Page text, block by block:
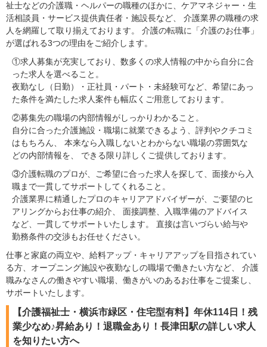
祉士などの介護職・ヘルパーの職種のほかに、ケアマネジャー・生
活相談員・サービス提供責任者・施設長など、 介護業界の職種の求
人を網羅して取り揃えております。 介護の転職に「介護のお仕事」
が選ばれる3つの理由をご紹介します。
①求人募集が充実しており、数多くの求人情報の中から自分に合
った求人を選べること。
夜勤なし（日勤）・正社員・パート・未経験可など、希望にあっ
た条件を満たした求人案件も幅広くご用意しております。
②募集先の職場の内部情報がしっかりわかること。
自分に合った介護施設・職場に就業できるよう、評判やクチコミ
はもちろん、 本来なら入職しないとわからない職場の雰囲気な
どの内部情報を、 できる限り詳しくご提供しております。
③介護転職のプロが、ご希望に合った求人を探して、面接から入
職まで一貫してサポートしてくれること。
介護業界に精通したプロのキャリアアドバイザーが、ご要望のヒ
アリングからお仕事の紹介、 面接調整、入職準備のアドバイス
など、一貫してサポートいたします。 直接は言いづらい給与や
勤務条件の交渉もお任せください。
仕事と家庭の両立や、給料アップ・キャリアアップを目指されてい
る方、オープニング施設や夜勤なしの職場で働きたい方など、 介護
職みなさんの働きやすい職場、働きがいのあるお仕事をご提案し、
サポートいたします。
【介護福祉士・横浜市緑区・住宅型有料】年休114日！残
業少なめ♪昇給あり！退職金あり！長津田駅の詳しい求人
を知りたい方へ